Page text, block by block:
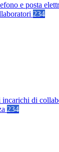
e posta
234
di
234